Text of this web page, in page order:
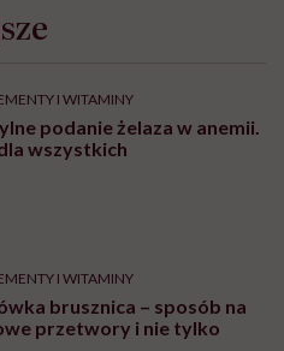
I WITAMINY
podanie żelaza w anemii.
wszystkich
I WITAMINY
brusznica – sposób na
przetwory i nie tylko